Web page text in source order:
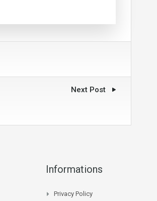
Next Post
Informations
Privacy Policy